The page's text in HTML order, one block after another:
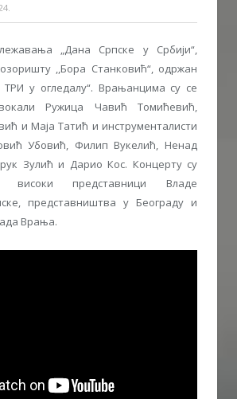
„Дана Српске у Србији“,
,,Бора Станковић“, одржан
у огледалу“. Врањанцима су се
Ружица Чавић Томићевић,
и Маја Татић и инструменталисти
Убовић, Филип Вукелић, Ненад
Зулић и Дарио Кос. Концерту су
високи представници Владе
представништва у Београду и
Врања.